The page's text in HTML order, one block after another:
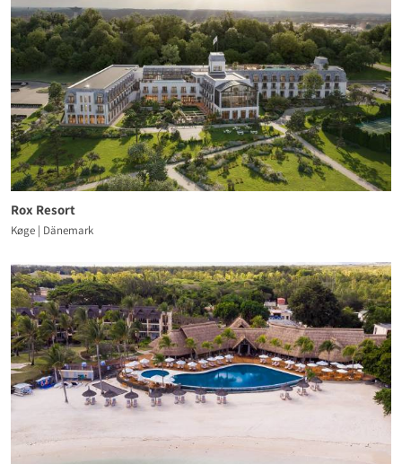
Rox Resort
Køge | Dänemark